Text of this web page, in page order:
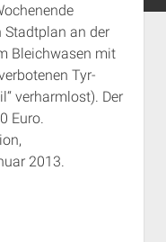
open
dropdown
menu
im Süden
in München
open
dropdown
menu
Stadtplan an der
Bleichwasen mit
Tyr-
verharmlost). Der
Euro.
2013.